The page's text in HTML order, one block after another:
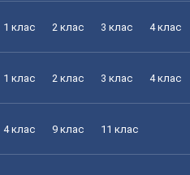
1 клас 2 клас 3 клас 4 клас
1 клас 2 клас 3 клас 4 клас
4 клас 9 клас 11 клас